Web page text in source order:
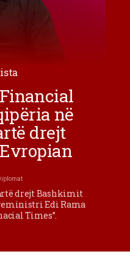
në
drejt
drejt Bashkimit
Edi Rama
Times”.